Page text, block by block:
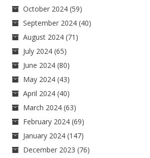
October 2024 (59)
September 2024 (40)
August 2024 (71)
July 2024 (65)
June 2024 (80)
May 2024 (43)
April 2024 (40)
March 2024 (63)
February 2024 (69)
January 2024 (147)
December 2023 (76)